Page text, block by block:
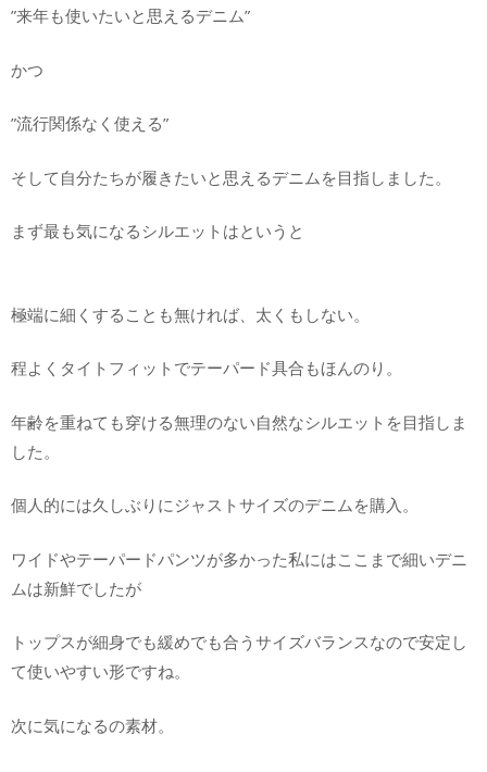
”来年も使いたいと思えるデニム”
かつ
”流行関係なく使える”
そして自分たちが履きたいと思えるデニムを目指しました。
まず最も気になるシルエットはというと
極端に細くすることも無ければ、太くもしない。
程よくタイトフィットでテーパード具合もほんのり。
年齢を重ねても穿ける無理のない自然なシルエットを目指しま
した。
個人的には久しぶりにジャストサイズのデニムを購入。
ワイドやテーパードパンツが多かった私にはここまで細いデニ
ムは新鮮でしたが
トップスが細身でも緩めでも合うサイズバランスなので安定し
て使いやすい形ですね。
次に気になるの素材。